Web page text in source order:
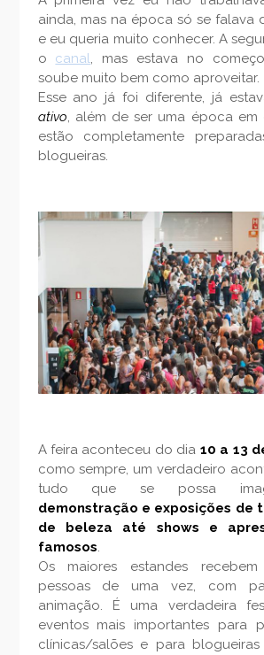
ainda, mas na época só se falava
e eu queria muito conhecer. A
o canal, mas estava no
soube muito bem como aproveitar.
Esse ano já foi diferente, já
ativo, além de ser uma época em
estão completamente
blogueiras.
A feira aconteceu do dia 10 a 13
como sempre, um verdadeiro
tudo que se possa
demonstração e exposições de
de beleza até shows e
famosos.
Os maiores estandes
pessoas de uma vez, com
animação. É uma verdadeira
eventos mais importantes para
clínicas/salões e para